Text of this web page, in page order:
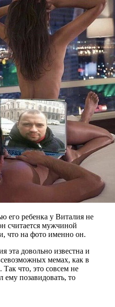
его ребенка у Виталия не
считается мужчиной
что на фото именно он.
эта довольно известна и
мемах, как в
Так что, это совсем не
ему позавидовать, то